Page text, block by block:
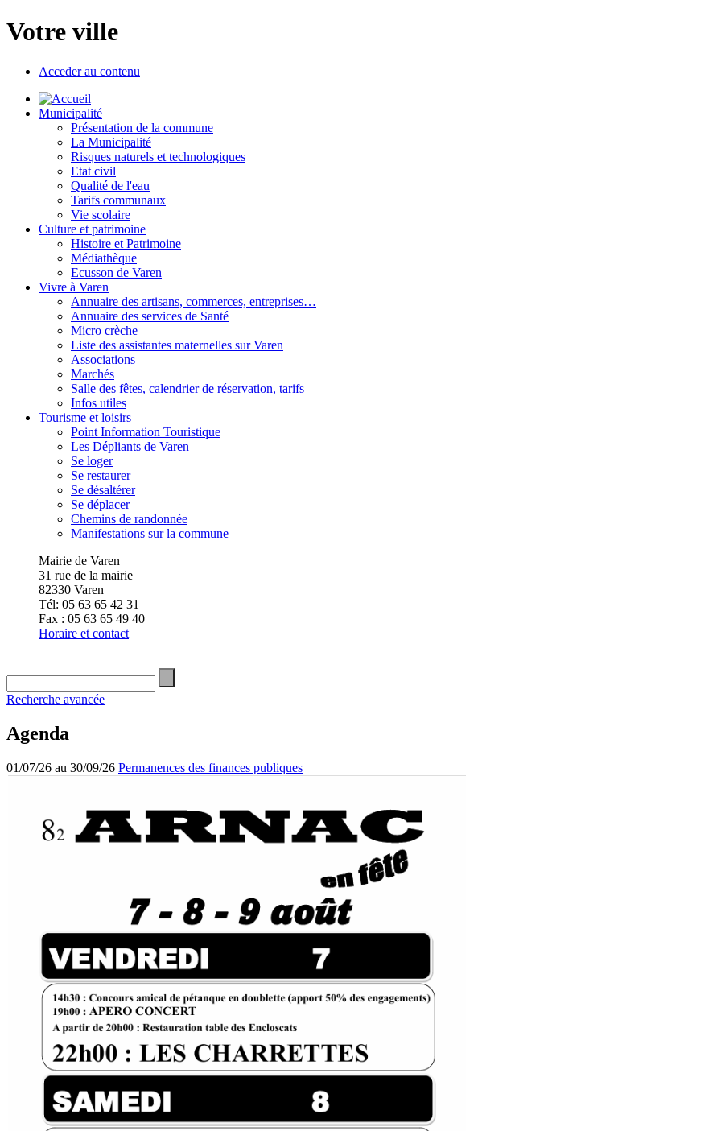
Votre ville
Acceder au contenu
Municipalité
Présentation de la commune
La Municipalité
Risques naturels et technologiques
Etat civil
Qualité de l'eau
Tarifs communaux
Vie scolaire
Culture et patrimoine
Histoire et Patrimoine
Médiathèque
Ecusson de Varen
Vivre à Varen
Annuaire des artisans, commerces, entreprises…
Annuaire des services de Santé
Micro crèche
Liste des assistantes maternelles sur Varen
Associations
Marchés
Salle des fêtes, calendrier de réservation, tarifs
Infos utiles
Tourisme et loisirs
Point Information Touristique
Les Dépliants de Varen
Se loger
Se restaurer
Se désaltérer
Se déplacer
Chemins de randonnée
Manifestations sur la commune
Mairie de Varen
31 rue de la mairie
82330 Varen
Tél: 05 63 65 42 31
Fax : 05 63 65 49 40
Horaire et contact
Recherche avancée
Agenda
01/07/26 au 30/09/26 Permanences des finances publiques